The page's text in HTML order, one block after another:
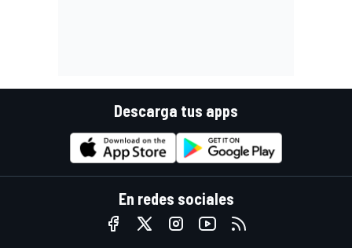
Descarga tus apps
En redes sociales